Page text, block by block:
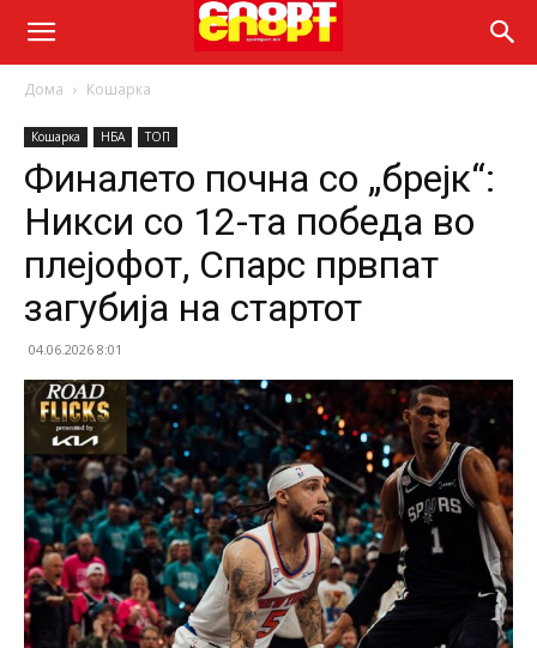
Дома Кошарка
Кошарка НБА ТОП
Финалето почна со „брејк“:
Никси со 12-та победа во
плејофот, Спарс првпат
загубија на стартот
04.06.2026 8:01